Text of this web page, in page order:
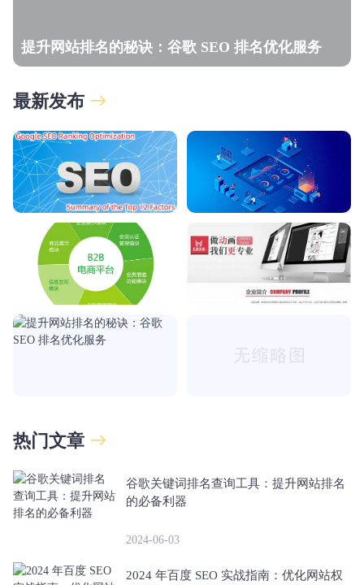
提升网站排名的秘诀：谷歌 SEO 排名优化服务
最新发布
热门文章
谷歌关键词排名查询工具：提升网站排名
的必备利器
2024-06-03
2024 年百度 SEO 实战指南：优化网站权